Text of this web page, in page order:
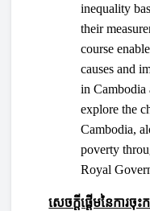
inequality
their
course
causes and
in Cambodia
explore the
Cambodia,
poverty
Royal
សេចក្ដីផ្ដើមនៃការចុ